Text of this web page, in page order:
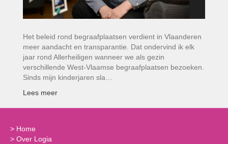
Het beleid rond begraafplaatsen verdient in Vlaanderen
meer aandacht en transparantie. Dat ondervind ik elk
jaar rond Allerheiligen wanneer we als gezin
verschillende West-Vlaamse begraafplaatsen bezoeken.
Sinds mijn kinderjaren sla…
Lees meer
> Home
> Over Logia